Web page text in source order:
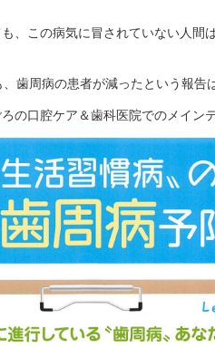
、この病気に冒されていない人間
歯周病の患者が減ったという報告
の口腔ケア＆歯科医院でのメイン